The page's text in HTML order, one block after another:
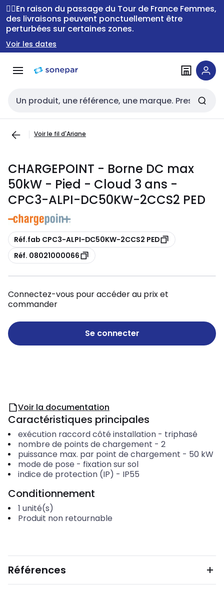
Passer à la
navigation
Passer
au
contenu
🚴‍♂️En raison du passage du Tour de France Femmes,
des livraisons peuvent ponctuellement être
perturbées sur certaines zones.
Voir les dates
Entrée de recherche
Voir le fil d'Ariane
CHARGEPOINT - Borne DC max
50kW - Pied - Cloud 3 ans -
CPC3-ALPI-DC50KW-2CCS2 PED
Copie
Réf.fab CPC3-ALPI-DC50KW-2CCS2 PED
Copie
Réf. 08021000066
Connectez-vous pour accéder au prix et
commander
Se connecter
Voir la documentation
Caractéristiques principales
exécution raccord côté installation- triphasé
nombre de points de chargement - 2
puissance max. par point de chargement - 50 kW
mode de pose - fixation sur sol
indice de protection (IP) - IP55
Conditionnement
1 unité(s)
Produit non retournable
Références